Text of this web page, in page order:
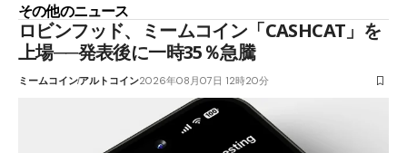
その他のニュース
ロビンフッド、ミームコイン「CASHCAT」を
上場──発表後に一時35％急騰
ミームコインアルトコイン2026年08月07日 12時20分